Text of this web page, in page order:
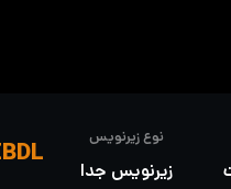
نوع زیرنویس
زیرنویس جدا